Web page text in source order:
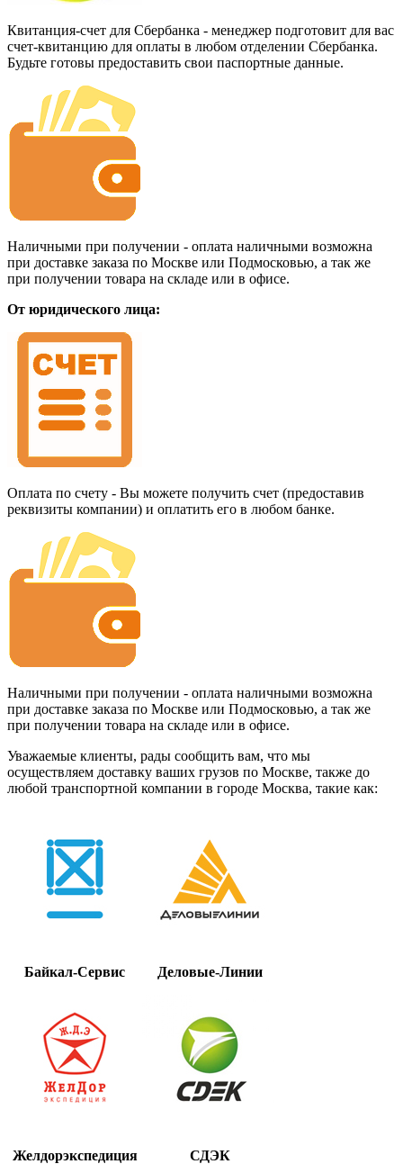
Квитанция-счет для Сбербанка - менеджер подготовит для вас
счет-квитанцию для оплаты в любом отделении Сбербанка.
Будьте готовы предоставить свои паспортные данные.
Наличными при получении - оплата наличными возможна
при доставке заказа по Москве или Подмосковью, а так же
при получении товара на складе или в офисе.
От юридического лица:
Оплата по счету - Вы можете получить счет (предоставив
реквизиты компании) и оплатить его в любом банке.
Наличными при получении - оплата наличными возможна
при доставке заказа по Москве или Подмосковью, а так же
при получении товара на складе или в офисе.
Уважаемые клиенты, рады сообщить вам, что мы
осуществляем доставку ваших грузов по Москве, также до
любой транспортной компании в городе Москва, такие как:
Байкал-Сервис Деловые-Линии
Желдорэкспедиция СДЭК